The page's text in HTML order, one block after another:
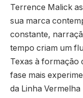
Terrence Malick
sua marca
constante,
tempo criam um
Texas à formação
fase mais
da Linha